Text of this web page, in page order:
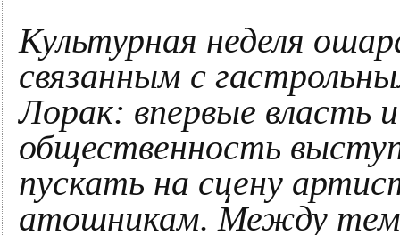
Культурная неделя
связанным с
Лорак: впервые власть
общественность
пускать на сцену
атошникам. Между тем,